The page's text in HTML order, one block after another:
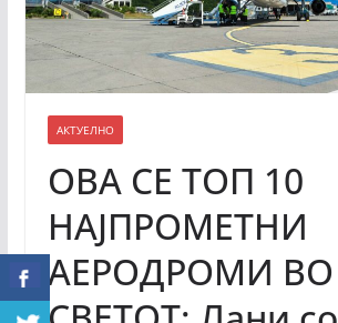
АКТУЕЛНО
ОВА СЕ ТОП 10
НАЈПРОМЕТНИ
АЕРОДРОМИ ВО